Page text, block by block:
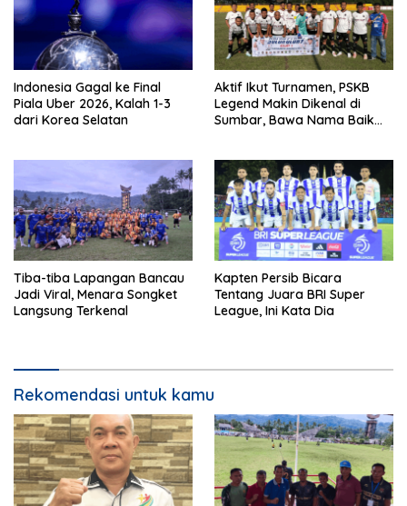
Indonesia Gagal ke Final
Piala Uber 2026, Kalah 1-3
dari Korea Selatan
Aktif Ikut Turnamen, PSKB
Legend Makin Dikenal di
Sumbar, Bawa Nama Baik
Tiba-tiba Lapangan Bancau
Jadi Viral, Menara Songket
Langsung Terkenal
Kapten Persib Bicara
Tentang Juara BRI Super
League, Ini Kata Dia
Rekomendasi untuk kamu